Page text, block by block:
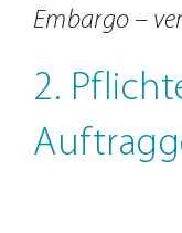
Embargo –
2.